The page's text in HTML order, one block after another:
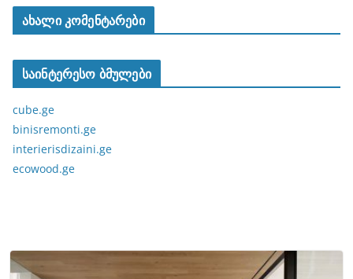
ახალი კომენტარები
საინტერესო ბმულები
cube.ge
binisremonti.ge
interierisdizaini.ge
ecowood.ge